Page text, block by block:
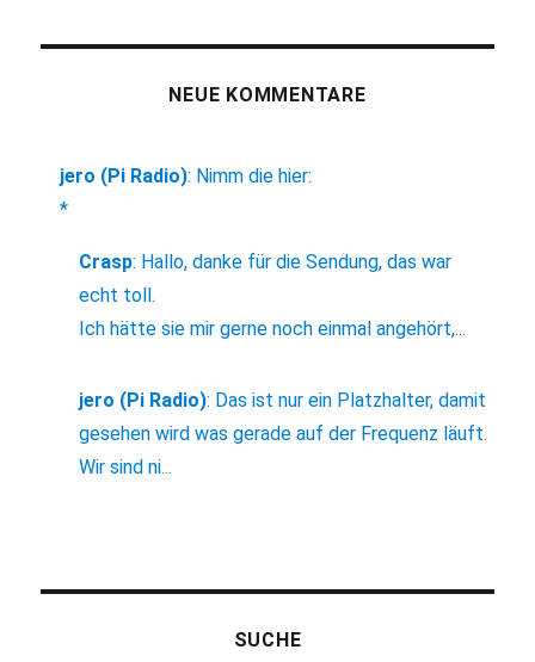
NEUE KOMMENTARE
jero (Pi Radio): Nimm die hier:
*
Crasp: Hallo, danke für die Sendung, das war
echt toll.
Ich hätte sie mir gerne noch einmal angehört,...
jero (Pi Radio): Das ist nur ein Platzhalter, damit
gesehen wird was gerade auf der Frequenz läuft.
Wir sind ni...
SUCHE